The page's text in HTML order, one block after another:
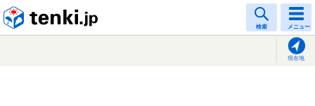
検索 メニュー
現在地